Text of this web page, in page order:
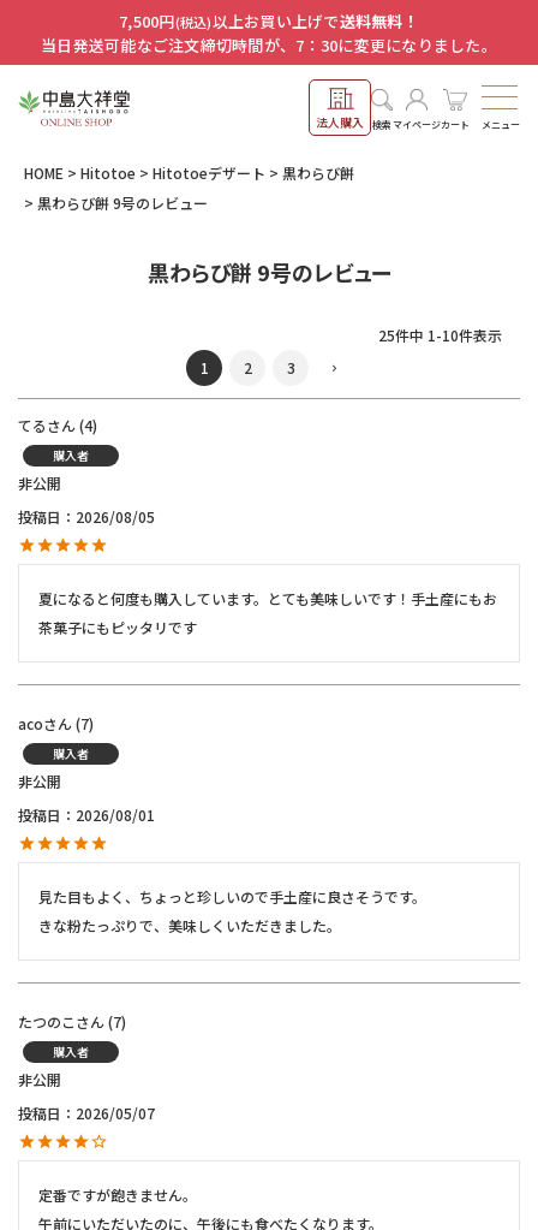
7,500円(税込)以上お買い上げで送料無料！
当日発送可能なご注文締切時間が、7：30に変更になりました。
法人購入 検索マイページカート メニュー
HOME Hitotoe Hitotoeデザート
黒わらび餅
黒わらび餅 9号のレビュー
黒わらび餅 9号のレビュー
25件中 1-10件表示
1
2 3
てる 4
購入者
非公開
投稿日
2026/08/05
夏になると何度も購入しています。とても美味しいです！手土産にもお
茶菓子にもピッタリです
aco 7
購入者
非公開
投稿日
2026/08/01
見た目もよく、ちょっと珍しいので手土産に良さそうです。
きな粉たっぷりで、美味しくいただきました。
たつのこ 7
購入者
非公開
投稿日
2026/05/07
定番ですが飽きません。